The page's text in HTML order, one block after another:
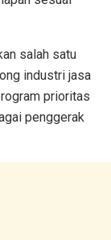
salah satu
industri jasa
prioritas
penggerak